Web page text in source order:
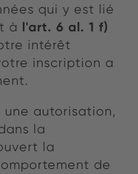
qui y est lié
à l'art. 6 al. 1 f)
intérêt
inscription a
une autorisation,
la
la
de